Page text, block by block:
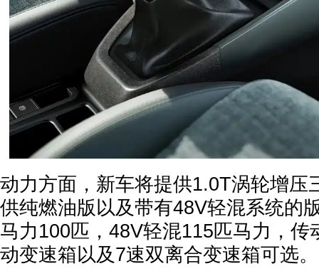
动力方面，新车将提供1.0T涡轮增压
供纯燃油版以及带有48V轻混系统的
马力100匹，48V轻混115匹马力，传
动变速箱以及7速双离合变速箱可选。